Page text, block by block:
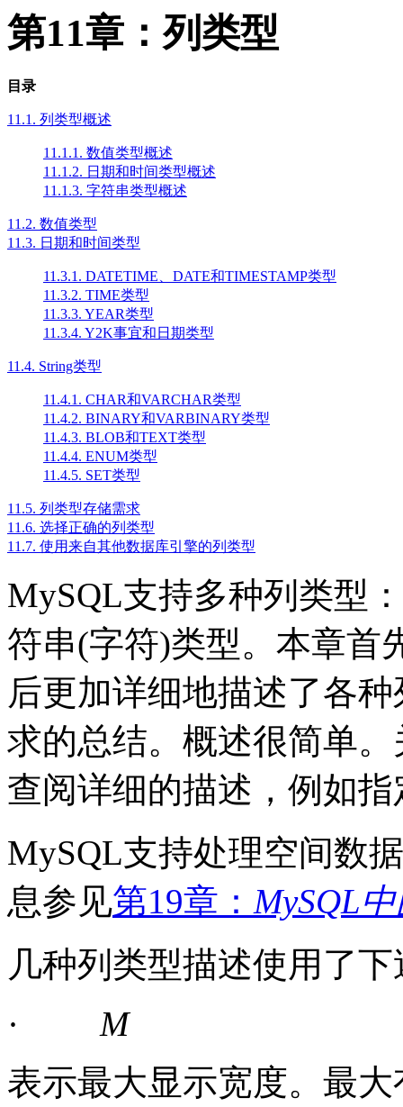
第11章：列类型
目录
11.1. 列类型概述
11.1.1. 数值类型概述
11.1.2. 日期和时间类型概述
11.1.3. 字符串类型概述
11.2. 数值类型
11.3. 日期和时间类型
11.3.1. DATETIME、DATE和TIMESTAMP类型
11.3.2. TIME类型
11.3.3. YEAR类型
11.3.4. Y2K事宜和日期类型
11.4. String类型
11.4.1. CHAR和VARCHAR类型
11.4.2. BINARY和VARBINARY类型
11.4.3. BLOB和TEXT类型
11.4.4. ENUM类型
11.4.5. SET类型
11.5. 列类型存储需求
11.6. 选择正确的列类型
11.7. 使用来自其他数据库引擎的列类型
MySQL支持多种列类型
符串(字符)类型。本章首
后更加详细地描述了各
求的总结。概述很简单
查阅详细的描述，例如
MySQL支持处理空间数
息参见第19章： MySQL
几种列类型描述使用了
·
M
表示最大显示宽度。最